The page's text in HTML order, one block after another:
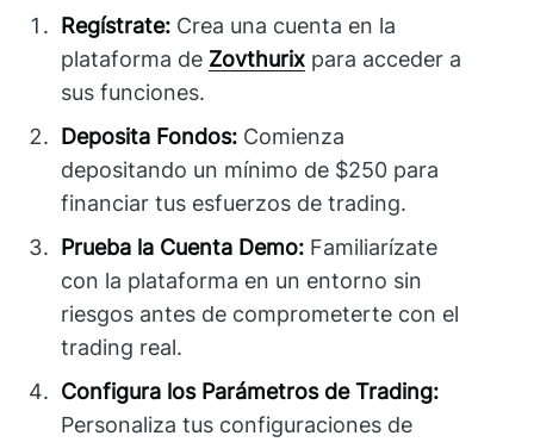
Regístrate: Crea una cuenta en la
plataforma de Zovthurix para acceder a
sus funciones.
Deposita Fondos: Comienza
depositando un mínimo de $250 para
financiar tus esfuerzos de trading.
Prueba la Cuenta Demo: Familiarízate
con la plataforma en un entorno sin
riesgos antes de comprometerte con el
trading real.
Configura los Parámetros de Trading:
Personaliza tus configuraciones de